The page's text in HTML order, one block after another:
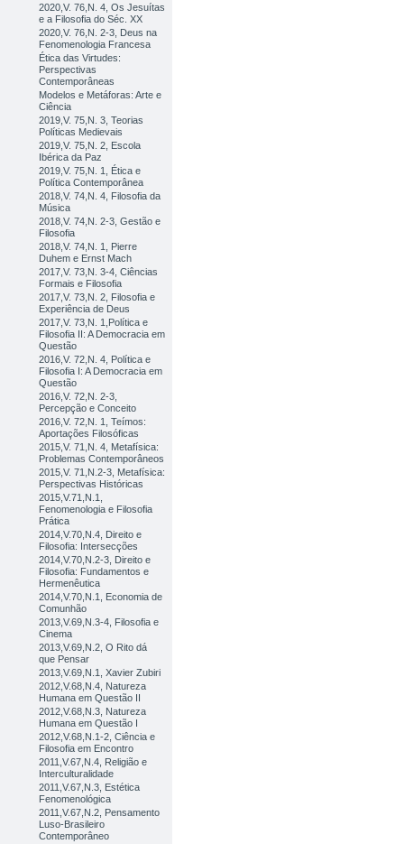
2020,V. 76,N. 4, Os Jesuítas
e a Filosofia do Séc. XX
2020,V. 76,N. 2-3, Deus na
Fenomenologia Francesa
Ética das Virtudes:
Perspectivas
Contemporâneas
Modelos e Metáforas: Arte e
Ciência
2019,V. 75,N. 3, Teorias
Políticas Medievais
2019,V. 75,N. 2, Escola
Ibérica da Paz
2019,V. 75,N. 1, Ética e
Política Contemporânea
2018,V. 74,N. 4, Filosofia da
Música
2018,V. 74,N. 2-3, Gestão e
Filosofia
2018,V. 74,N. 1, Pierre
Duhem e Ernst Mach
2017,V. 73,N. 3-4, Ciências
Formais e Filosofia
2017,V. 73,N. 2, Filosofia e
Experiência de Deus
2017,V. 73,N. 1,Política e
Filosofia II: A Democracia em
Questão
2016,V. 72,N. 4, Política e
Filosofia I: A Democracia em
Questão
2016,V. 72,N. 2-3,
Percepção e Conceito
2016,V. 72,N. 1, Teímos:
Aportações Filosóficas
2015,V. 71,N. 4, Metafísica:
Problemas Contemporâneos
2015,V. 71,N.2-3, Metafísica:
Perspectivas Históricas
2015,V.71,N.1,
Fenomenologia e Filosofia
Prática
2014,V.70,N.4, Direito e
Filosofia: Intersecções
2014,V.70,N.2-3, Direito e
Filosofia: Fundamentos e
Hermenêutica
2014,V.70,N.1, Economia de
Comunhão
2013,V.69,N.3-4, Filosofia e
Cinema
2013,V.69,N.2, O Rito dá
que Pensar
2013,V.69,N.1, Xavier Zubiri
2012,V.68,N.4, Natureza
Humana em Questão II
2012,V.68,N.3, Natureza
Humana em Questão I
2012,V.68,N.1-2, Ciência e
Filosofia em Encontro
2011,V.67,N.4, Religião e
Interculturalidade
2011,V.67,N.3, Estética
Fenomenológica
2011,V.67,N.2, Pensamento
Luso-Brasileiro
Contemporâneo